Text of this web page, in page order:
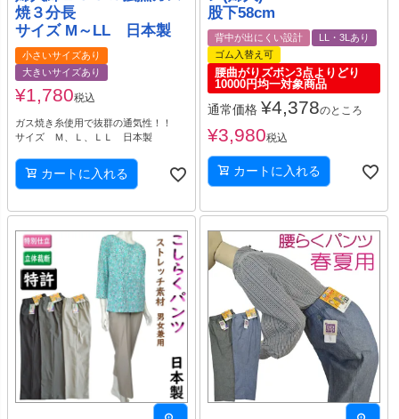
焼３分長
サイズ M～LL 日本製
小さいサイズあり
大きいサイズあり
¥1,780税込
ガス焼き糸使用で抜群の通気性！！
サイズ Ｍ、Ｌ、ＬＬ 日本製
カートに入れる
股下58cm
背中が出にくい設計
LL・3Lあり
ゴム入替え可
腰曲がりズボン3点よりどり
10000円均一対象商品
通常価格 ¥4,378のところ
¥3,980税込
カートに入れる